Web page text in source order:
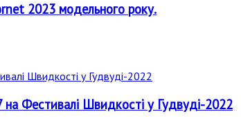
2023 модельного року.
Фестивалі Швидкості у Гудвуді-2022